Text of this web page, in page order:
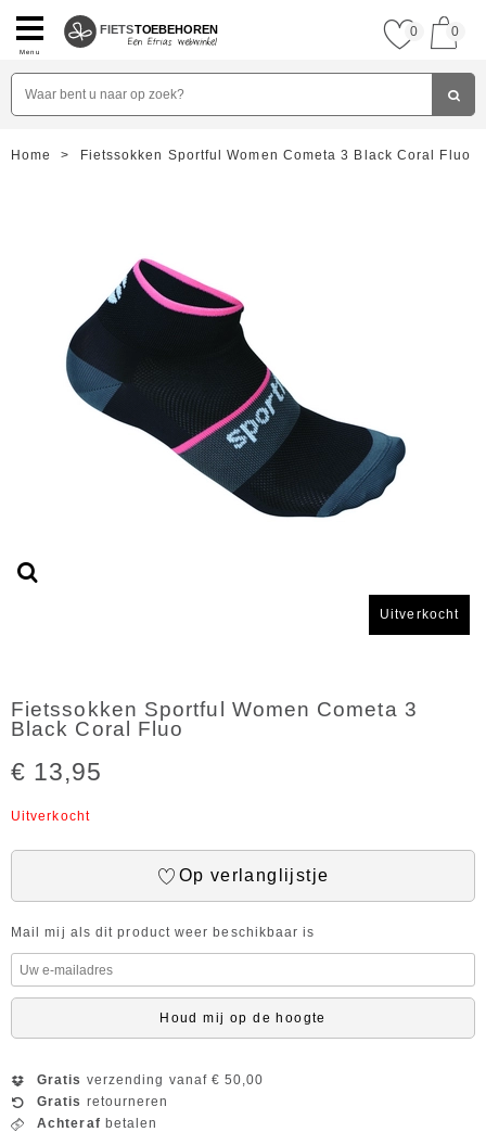
Menu
FIETSTOEBEHOREN 0 0
Home > Fietssokken Sportful Women Cometa 3 Black Coral Fluo
Uitverkocht
Fietssokken Sportful Women Cometa 3
Black Coral Fluo
€ 13,95
Uitverkocht
Op verlanglijstje
Mail mij als dit product weer beschikbaar is
Houd mij op de hoogte
Gratis verzending vanaf € 50,00
Gratis retourneren
Achteraf betalen